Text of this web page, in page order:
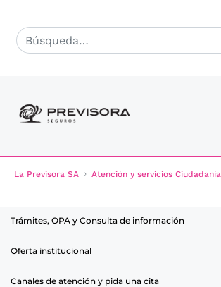
La Previsora SA Atención y servicios Ciudadanía
Trámites, OPA y Consulta de información
Oferta institucional
Canales de atención y pida una cita